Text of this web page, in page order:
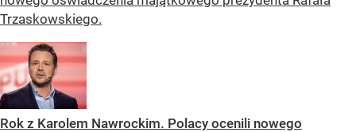
Trzaskowskiego.
Rok z Karolem Nawrockim. Polacy ocenili nowego